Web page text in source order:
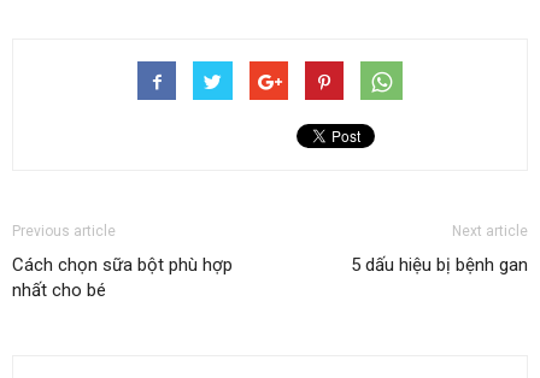
Previous article
Cách chọn sữa bột phù hợp
nhất cho bé
Next article
5 dấu hiệu bị bệnh gan